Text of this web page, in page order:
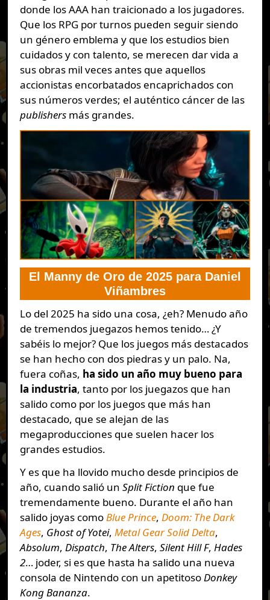
donde los AAA han traicionado a los jugadores.
Que los RPG por turnos pueden seguir siendo
un género emblema y que los estudios bien
cuidados y con talento, se merecen dar vida a
sus obras mil veces antes que aquellos
accionistas encorbatados encaprichados con
sus números verdes; el auténtico cáncer de las
publishersmás grandes.
El Manny de Oro de 2025 para Daniel
Viñambres
Lo del 2025 ha sido una cosa, ¿eh? Menudo año
de tremendos juegazos hemos tenido… ¿Y
sabéis lo mejor? Que los juegos más destacados
se han hecho con dos piedras y un palo. Na,
fuera coñas, ha sido un año muy bueno para
la industria, tanto por los juegazos que han
salido como por los juegos que más han
destacado, que se alejan de las
megaproducciones que suelen hacer los
grandes estudios.
Y es que ha llovido mucho desde principios de
año, cuando salió un Split Fiction que fue
tremendamente bueno. Durante el año han
salido joyas comoBlue Prince, Doom: The Dark
Ages, Ghost of Yotei, Metal Gear Solid Delta,
Absolum, Dispatch, The Alters, Silent Hill F, Hades
2… joder, si es que hasta ha salido una nueva
consola de Nintendo con un apetitosoDonkey
Kong Bananza.